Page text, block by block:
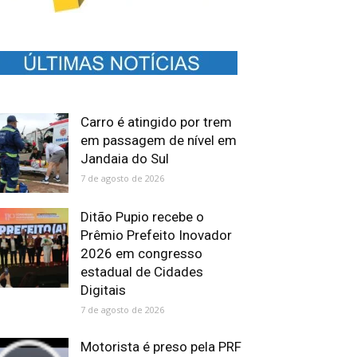
Carro é atingido por trem
em passagem de nível em
Jandaia do Sul
7 de agosto de 2026
Ditão Pupio recebe o
Prêmio Prefeito Inovador
2026 em congresso
estadual de Cidades
Digitais
7 de agosto de 2026
Motorista é preso pela PRF